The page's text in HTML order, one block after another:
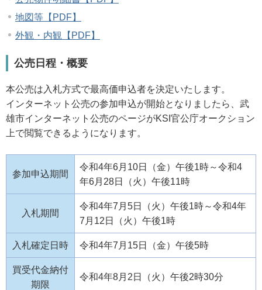
地図等【PDF】
外観・内観【PDF】
公売日程・概要
本公売は入札方式で最高価申込者を決定いたします。
インターネット公売の参加申込が開始となりましたら、武
雄市インターネット公売のページがKSI官公庁オークション
上で閲覧できるようになります。
参加申込期間
令和4年6月10日（金）午後1時～令和4
年6月28日（火）午後11時
入札期間
令和4年7月5日（火）午後1時～令和4年
7月12日（火）午後1時
入札確定日時 令和4年7月15日（金）午後5時
買受代金納付
期限
令和4年8月2日（火）午後2時30分